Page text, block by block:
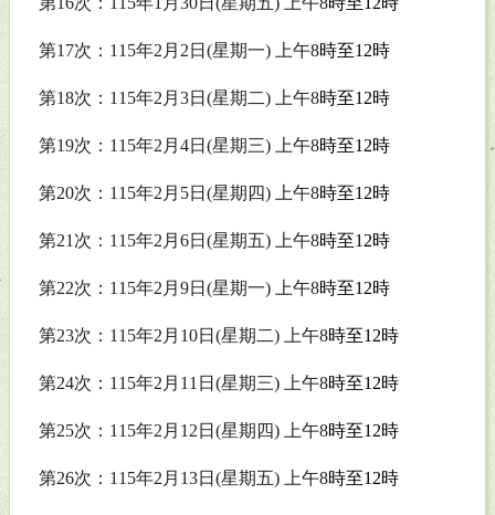
第17次： 115年2 月 2 日 (星期一) 上午8時至12時
第18次： 115年2 月 3日 (星期二) 上午8時至12時
第19次： 115年2 月 4日 (星期三) 上午8時至12時
第20次： 115年2 月 5日 (星期四) 上午8時至12時
第21 次： 115年2 月 6日 (星期五) 上午8時至12時
第22次： 115年2 月 9日 (星期一) 上午8時至12時
第23次： 115年2 月 10日 (星期二) 上午8時至12時
第24次： 115年2 月 11 日 (星期三) 上午8時至12時
第25次： 115年2 月 12 日 (星期四) 上午8時至12時
第26次： 115年2 月 13日 (星期五) 上午8時至12時